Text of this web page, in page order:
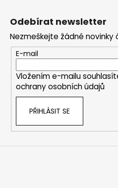
Odebírat newsletter
Nezmeškejte žádné novinky
E-mail
Vložením e-mailu
ochrany osobních údajů
PŘIHLÁSIT SE